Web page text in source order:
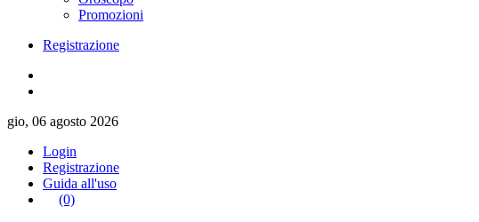
Promozioni
Registrazione
gio, 06 agosto 2026
Login
Registrazione
Guida all'uso
(0)